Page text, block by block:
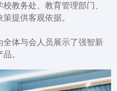
教务处、教育管理部门、
提供客观依据。
体与会人员展示了强智新
。